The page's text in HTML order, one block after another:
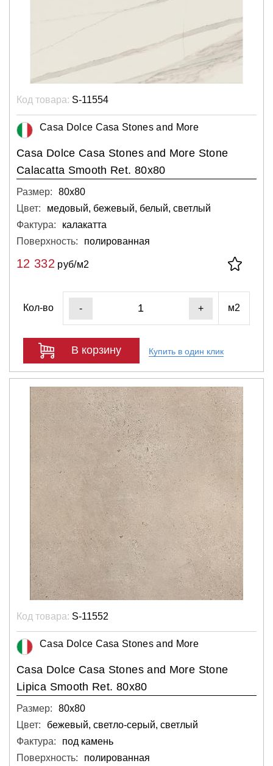
Код товара: S-11554
Casa Dolce Casa Stones and More
Casa Dolce Casa Stones and More Stone
Calacatta Smooth Ret. 80x80
Размер:
80х80
Цвет:
медовый, бежевый, белый, светлый
Фактура:
калакатта
Поверхность:
полированная
12 332 руб/м2
Кол-во - + м2
В корзину Купить в один клик
Код товара: S-11552
Casa Dolce Casa Stones and More
Casa Dolce Casa Stones and More Stone
Lipica Smooth Ret. 80x80
Размер:
80х80
Цвет:
бежевый, светло-серый, светлый
Фактура:
под камень
Поверхность:
полированная